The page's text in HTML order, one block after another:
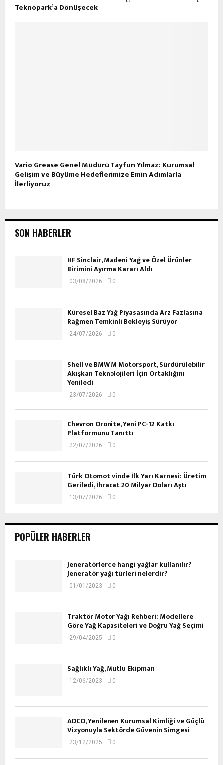
Teknopark’a Dönüşecek
Vario Grease Genel Müdürü Tayfun Yılmaz: Kurumsal
Gelişim ve Büyüme Hedeflerimize Emin Adımlarla
İlerliyoruz
SON HABERLER
HF Sinclair, Madeni Yağ ve Özel Ürünler
Birimini Ayırma Kararı Aldı
03/08/2026 0
Küresel Baz Yağ Piyasasında Arz Fazlasına
Rağmen Temkinli Bekleyiş Sürüyor
24/07/2026 0
Shell ve BMW M Motorsport, Sürdürülebilir
Akışkan Teknolojileri İçin Ortaklığını
Yeniledi
23/07/2026 0
Chevron Oronite, Yeni PC-12 Katkı
Platformunu Tanıttı
22/07/2026 0
Türk Otomotivinde İlk Yarı Karnesi: Üretim
Geriledi, İhracat 20 Milyar Doları Aştı
13/07/2026 0
POPÜLER HABERLER
Jeneratörlerde hangi yağlar kullanılır?
Jeneratör yağı türleri nelerdir?
01/01/2023 0
Traktör Motor Yağı Rehberi: Modellere
Göre Yağ Kapasiteleri ve Doğru Yağ Seçimi
29/04/2025 0
Sağlıklı Yağ, Mutlu Ekipman
12/06/2023 0
ADCO, Yenilenen Kurumsal Kimliği ve Güçlü
Vizyonuyla Sektörde Güvenin Simgesi
23/12/2025 0